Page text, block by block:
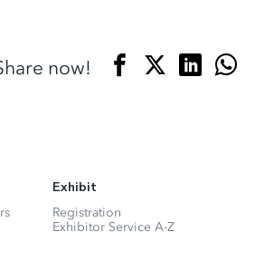
now!
Exhibit
Registration
Exhibitor Service A-Z